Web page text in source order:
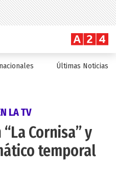
Últimas Noticias
LA TV
Cornisa” y
temporal